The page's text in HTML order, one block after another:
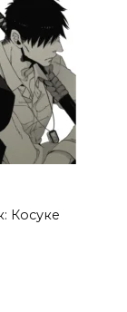
Косуке